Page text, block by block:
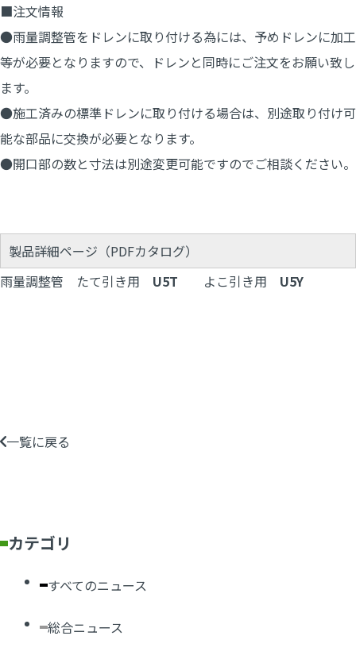
■注文情報
●雨量調整管をドレンに取り付ける為には、予めドレンに加工
等が必要となりますので、ドレンと同時にご注文をお願い致し
ます。
●施工済みの標準ドレンに取り付ける場合は、別途取り付け可
能な部品に交換が必要となります。
●開口部の数と寸法は別途変更可能ですのでご相談ください。
製品詳細ページ（PDFカタログ）
雨量調整管 たて引き用 U5T よこ引き用 U5Y
一覧に戻る
カテゴリ
すべてのニュース
総合ニュース